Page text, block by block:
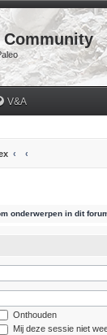
Community
V&A
onderwerpen in dit
Onthouden
Mij deze sessie niet